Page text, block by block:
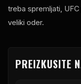
treba spremljati,
veliki oder.
PREIZKUSITE